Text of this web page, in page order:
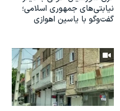
نیابتی‌های جمهوری اسلامی؛
گفت‌وگو با یاسین اهوازی